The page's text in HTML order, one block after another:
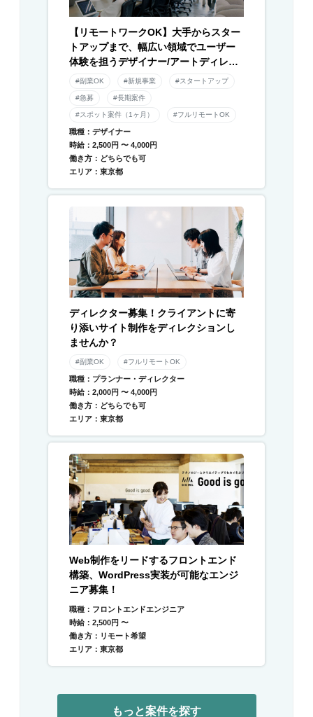
【リモートワークOK】大手からスター
トアップまで、幅広い領域でユーザー
体験を担うデザイナー/アートディレク
ター募集！
#副業OK #新規事業 #スタートアップ
#急募 #長期案件
#スポット案件（1ヶ月） #フルリモートOK
職種：デザイナー
時給：2,500円 〜 4,000円
働き方：どちらでも可
エリア：東京都
ディレクター募集！クライアントに寄
り添いサイト制作をディレクションし
ませんか？
#副業OK #フルリモートOK
職種：プランナー・ディレクター
時給：2,000円 〜 4,000円
働き方：どちらでも可
エリア：東京都
Web制作をリードするフロントエンド
構築、WordPress実装が可能なエンジ
ニア募集！
職種：フロントエンドエンジニア
時給：2,500円 〜
働き方：リモート希望
エリア：東京都
もっと案件を探す